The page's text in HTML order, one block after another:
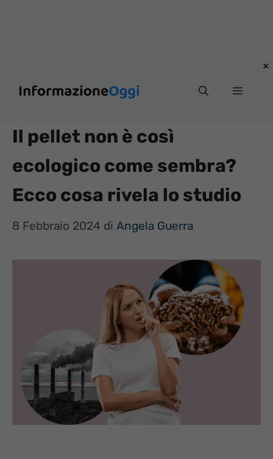
Menu
Il pellet non è così
ecologico come sembra?
Ecco cosa rivela lo studio
8 Febbraio 2024 di Angela Guerra